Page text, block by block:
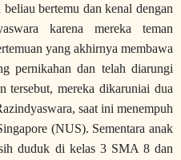
bertemu dan kenal dengan
karena mereka teman
yang akhirnya membawa
pernikahan dan telah diarungi
tersebut, mereka dikaruniai dua
saat ini menempuh
(NUS). Sementara anak
duduk di kelas 3 SMA 8 dan